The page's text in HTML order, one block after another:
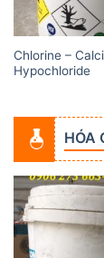
Chlorine –
Hypochloride
HÓA